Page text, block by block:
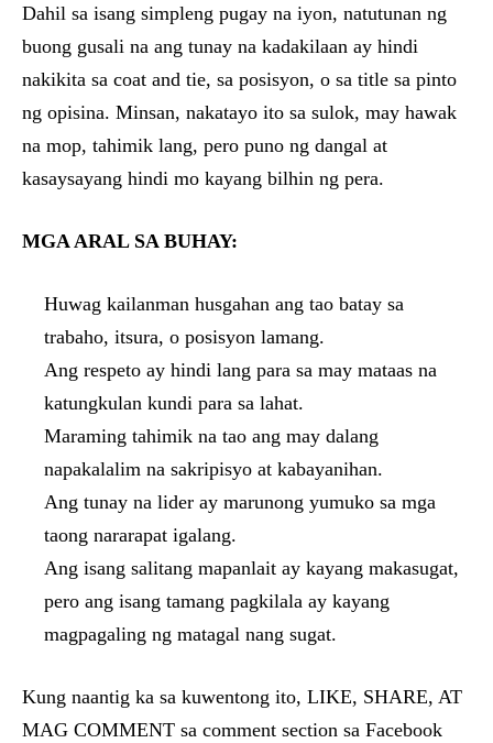
Dahil sa isang simpleng pugay na iyon, natutunan ng
buong gusali na ang tunay na kadakilaan ay hindi
nakikita sa coat and tie, sa posisyon, o sa title sa pinto
ng opisina. Minsan, nakatayo ito sa sulok, may hawak
na mop, tahimik lang, pero puno ng dangal at
kasaysayang hindi mo kayang bilhin ng pera.
MGA ARAL SA BUHAY:
Huwag kailanman husgahan ang tao batay sa
trabaho, itsura, o posisyon lamang.
Ang respeto ay hindi lang para sa may mataas na
katungkulan kundi para sa lahat.
Maraming tahimik na tao ang may dalang
napakalalim na sakripisyo at kabayanihan.
Ang tunay na lider ay marunong yumuko sa mga
taong nararapat igalang.
Ang isang salitang mapanlait ay kayang makasugat,
pero ang isang tamang pagkilala ay kayang
magpagaling ng matagal nang sugat.
Kung naantig ka sa kuwentong ito, LIKE, SHARE, AT
MAG COMMENT sa comment section sa Facebook